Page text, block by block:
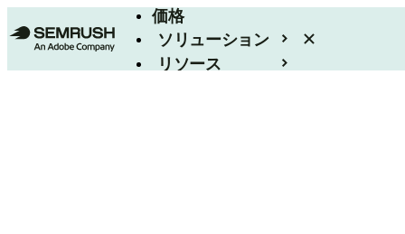
価格
ソリューション
リソース